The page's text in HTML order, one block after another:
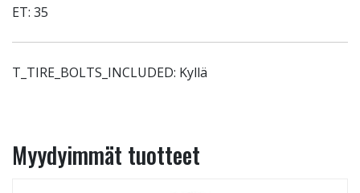
ET: 35
T_TIRE_BOLTS_INCLUDED: Kyllä
Myydyimmät tuotteet